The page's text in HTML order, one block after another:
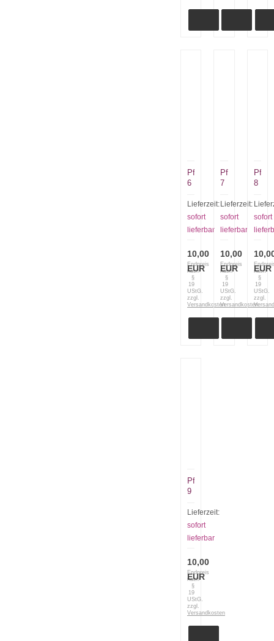
Pferde
6
Lieferzeit:
sofort
lieferbar
10,00
EUR
Endpreis
nach
§
19
UStG.
zzgl.
Versandkosten
Pferde
7
Lieferzeit:
sofort
lieferbar
10,00
EUR
Endpreis
nach
§
19
UStG.
zzgl.
Versandkosten
8
sofort
EUR
nach
§
19
UStG.
zzgl.
Pferde
9
Lieferzeit:
sofort
lieferbar
10,00
EUR
Endpreis
nach
§
19
UStG.
zzgl.
Versandkosten